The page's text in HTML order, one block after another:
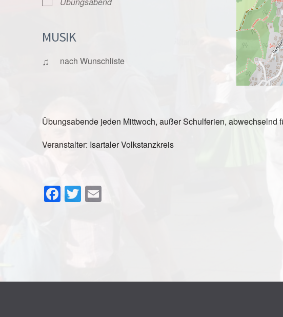
MUSIK
♫ nach Wunschliste
Übungsabende jeden Mittwoch, außer Schulferien, abwechselnd
Veranstalter: Isartaler Volkstanzkreis
Facebook
Twitter